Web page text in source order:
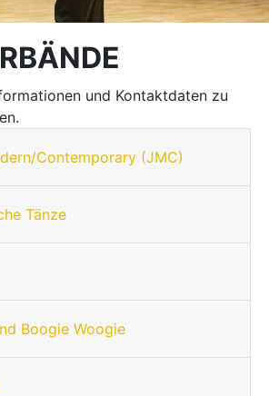
und Kontaktdaten zu
Contemporary (JMC)
Tänze
Boogie Woogie